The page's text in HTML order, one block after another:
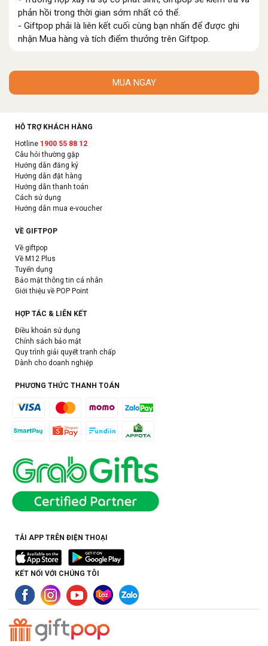
phản hồi trong thời gian sớm nhất có thể.
- Giftpop phải là liên kết cuối cùng bạn nhấn để được ghi
nhận Mua hàng và tích điểm thưởng trên Giftpop.
MUA NGAY
HỖ TRỢ KHÁCH HÀNG
Hotline 1900 55 88 12
Câu hỏi thường gặp
Hướng dẫn đăng ký
Hướng dẫn đặt hàng
Hướng dẫn thanh toán
Cách sử dụng
Hướng dẫn mua e-voucher
VỀ GIFTPOP
Về giftpop
Về M12 Plus
Tuyển dụng
Bảo mật thông tin cá nhân
Giới thiệu về POP Point
HỢP TÁC & LIÊN KẾT
Điều khoản sử dụng
Chính sách bảo mật
Quy trình giải quyết tranh chấp
Dành cho doanh nghiệp
PHƯƠNG THỨC THANH TOÁN
TẢI APP TRÊN ĐIỆN THOẠI
KẾT NỐI VỚI CHÚNG TÔI